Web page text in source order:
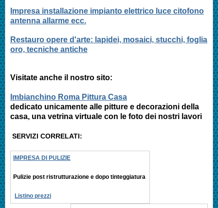
Impresa installazione impianto elettrico luce citofono
antenna allarme ecc.
Restauro opere d'arte: lapidei, mosaici, stucchi, foglia
oro, tecniche antiche
Visitate anche il nostro sito:
Imbianchino Roma Pittura Casa
dedicato unicamente alle pitture e decorazioni della
casa, una vetrina virtuale con le foto dei nostri lavori
SERVIZI CORRELATI:
IMPRESA DI PULIZIE
Pulizie post ristrutturazione e dopo tinteggiatura
Listino prezzi